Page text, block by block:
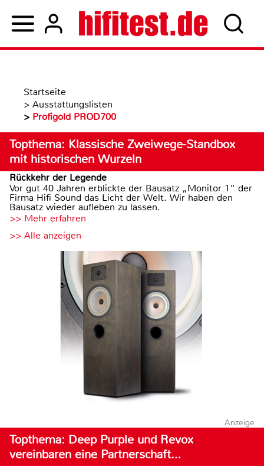
Startseite
> Ausstattungslisten
> Profigold PROD700
Topthema: Klassische Zweiwege-Standbox
mit historischen Wurzeln
Rückkehr der Legende
Vor gut 40 Jahren erblickte der Bausatz „Monitor 1“ der
Firma Hifi Sound das Licht der Welt. Wir haben den
Bausatz wieder aufleben zu lassen.
>> Mehr erfahren
>> Alle anzeigen
Anzeige
Topthema: Deep Purple und Revox
vereinbaren eine Partnerschaft…